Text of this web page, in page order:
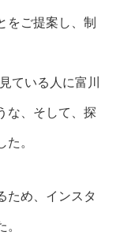
をご提案し、制
ている人に富川
な、そして、探
。
ため、インスタ